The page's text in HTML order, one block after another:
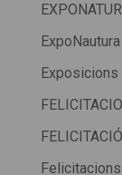
Exposicions
FELICITACIO